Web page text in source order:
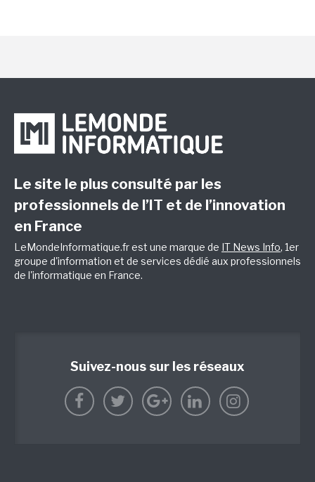
Le site le plus consulté par les
professionnels de l’IT et de l’innovation
en France
LeMondeInformatique.fr est une marque de IT News Info, 1er
groupe d'information et de services dédié aux professionnels
de l'informatique en France.
Suivez-nous sur les réseaux